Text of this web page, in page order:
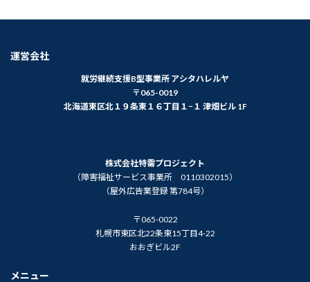
運営会社
就労継続支援B型事業所 アシタハレルヤ
〒065-0019
北海道東区北１９条東１６丁目１−１ 津畑ビル 1F
株式会社特需プロジェクト
（障害福祉サービス事業所 0110302015）
（屋外広告業登録 第784号）
〒065-0022
札幌市東区北22条東15丁目4-22
おおぎビル2F
メニュー